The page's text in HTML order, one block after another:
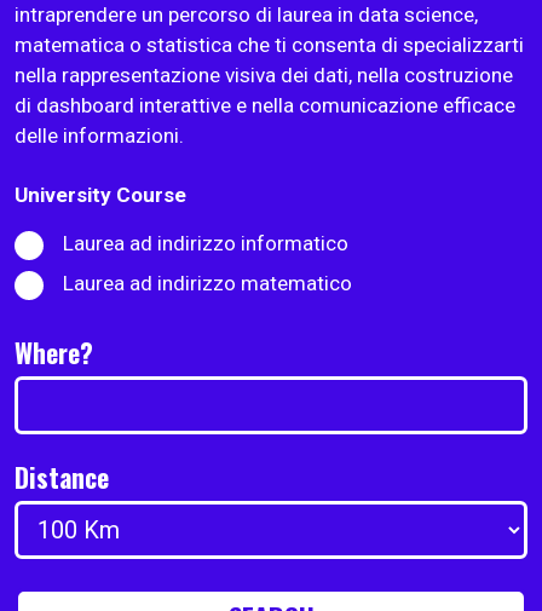
intraprendere un percorso di laurea in data science,
matematica o statistica che ti consenta di specializzarti
nella rappresentazione visiva dei dati, nella costruzione
di dashboard interattive e nella comunicazione efficace
delle informazioni.
University Course
Laurea ad indirizzo informatico
Laurea ad indirizzo matematico
Where?
Distance